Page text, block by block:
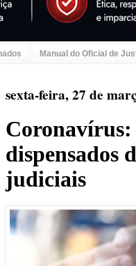
Manual do Oficial de
sexta-feira, 27 de
Coronavírus:
dispensados
judiciais